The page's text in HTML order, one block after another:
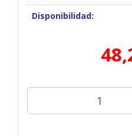
Disponibilidad: